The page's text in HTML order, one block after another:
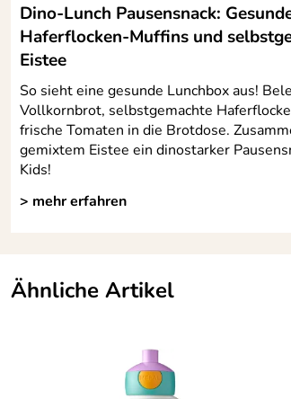
Dino-Lunch Pausensnack:
Haferflocken-Muffins und
Eistee
So sieht eine gesunde Lunchbox aus!
Vollkornbrot, selbstgemachte
frische Tomaten in die Brotdose.
gemixtem Eistee ein dinostarker
Kids!
> mehr erfahren
Ähnliche Artikel